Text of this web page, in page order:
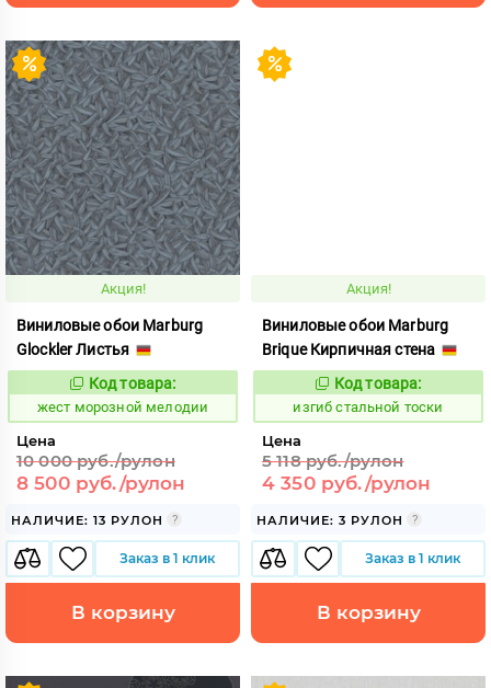
Акция!
Виниловые обои Marburg
Glockler Листья
Код:
382423
Код товара:
жест морозной мелодии
Цена
10 000 руб./рулон
8 500 руб./рулон
НАЛИЧИЕ: 13 РУЛОН
Заказ в 1 клик
В корзину
Акция!
Виниловые обои Marburg
Brique Кирпичная стена
Код:
574606
Код товара:
изгиб стальной тоски
Цена
5 118 руб./рулон
4 350 руб./рулон
НАЛИЧИЕ: 3 РУЛОН
Заказ в 1 клик
В корзину